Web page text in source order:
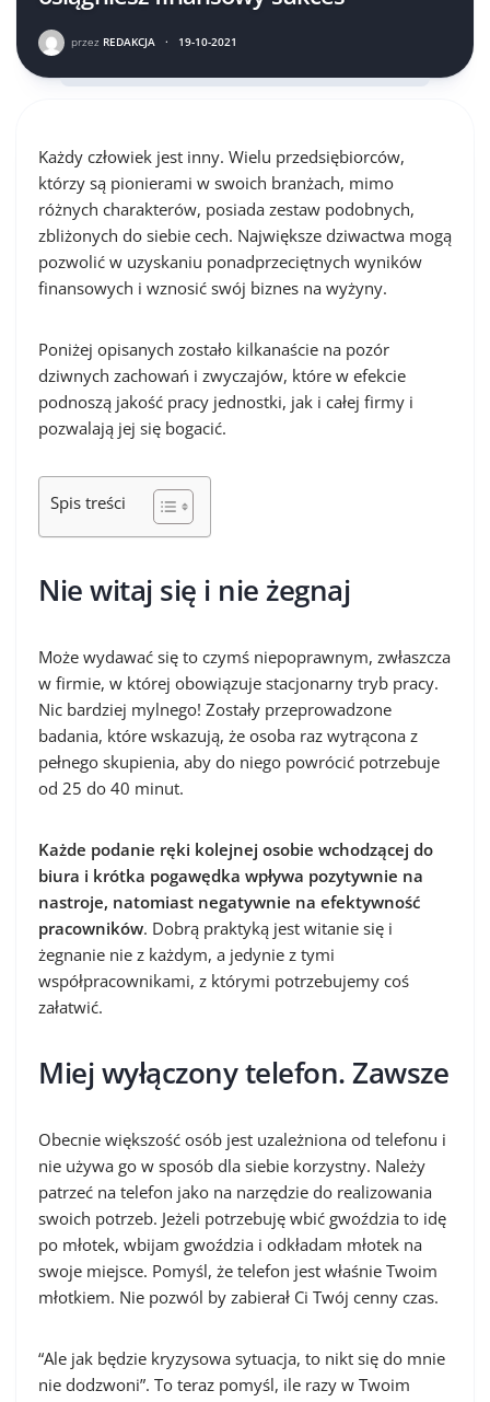
przez REDAKCJA · 19-10-2021
Każdy człowiek jest inny. Wielu przedsiębiorców,
którzy są pionierami w swoich branżach, mimo
różnych charakterów, posiada zestaw podobnych,
zbliżonych do siebie cech. Największe dziwactwa mogą
pozwolić w uzyskaniu ponadprzeciętnych wyników
finansowych i wznosić swój biznes na wyżyny.
Poniżej opisanych zostało kilkanaście na pozór
dziwnych zachowań i zwyczajów, które w efekcie
podnoszą jakość pracy jednostki, jak i całej firmy i
pozwalają jej się bogacić.
Spis treści
Nie witaj się i nie żegnaj
Może wydawać się to czymś niepoprawnym, zwłaszcza
w firmie, w której obowiązuje stacjonarny tryb pracy.
Nic bardziej mylnego! Zostały przeprowadzone
badania, które wskazują, że osoba raz wytrącona z
pełnego skupienia, aby do niego powrócić potrzebuje
od 25 do 40 minut.
Każde podanie ręki kolejnej osobie wchodzącej do
biura i krótka pogawędka wpływa pozytywnie na
nastroje, natomiast negatywnie na efektywność
pracowników. Dobrą praktyką jest witanie się i
żegnanie nie z każdym, a jedynie z tymi
współpracownikami, z którymi potrzebujemy coś
załatwić.
Miej wyłączony telefon. Zawsze
Obecnie większość osób jest uzależniona od telefonu i
nie używa go w sposób dla siebie korzystny. Należy
patrzeć na telefon jako na narzędzie do realizowania
swoich potrzeb. Jeżeli potrzebuję wbić gwoździa to idę
po młotek, wbijam gwoździa i odkładam młotek na
swoje miejsce. Pomyśl, że telefon jest właśnie Twoim
młotkiem. Nie pozwól by zabierał Ci Twój cenny czas.
“Ale jak będzie kryzysowa sytuacja, to nikt się do mnie
nie dodzwoni”. To teraz pomyśl, ile razy w Twoim